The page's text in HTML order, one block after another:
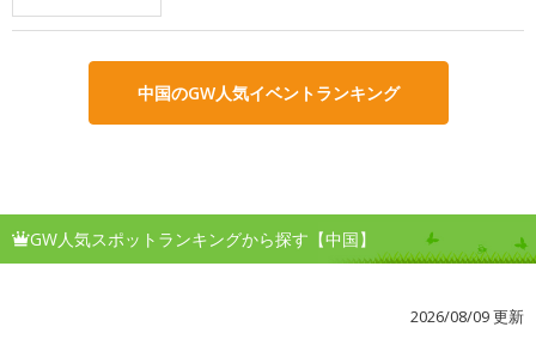
中国のGW人気イベントランキング
GW人気スポットランキングから探す【中国】
2026/08/09 更新